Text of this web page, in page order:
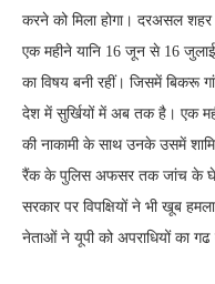
करने को मिला होगा। दरअसल
एक महीने यानि 16 जून से 16
का विषय बनी रहीं। जिसमें बिकरू
देश में सुर्खियों में अब तक है। एक
की नाकामी के साथ उनके उसमें
रैंक के पुलिस अफसर तक जांच के घेरें
सरकार पर विपक्षियों ने भी खूब
नेताओं ने यूपी को अपराधियों का गढ